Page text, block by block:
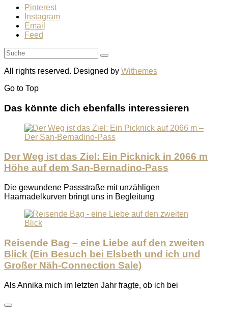
Pinterest
Instagram
Email
Feed
All rights reserved. Designed by Withemes
Go to Top
Das könnte dich ebenfalls interessieren
Der Weg ist das Ziel: Ein Picknick in 2066 m
Höhe auf dem San-Bernadino-Pass
Die gewundene Passstraße mit unzähligen
Haarnadelkurven bringt uns in Begleitung
Reisende Bag – eine Liebe auf den zweiten
Blick (Ein Besuch bei Elsbeth und ich und
Großer Näh-Connection Sale)
Als Annika mich im letzten Jahr fragte, ob ich bei